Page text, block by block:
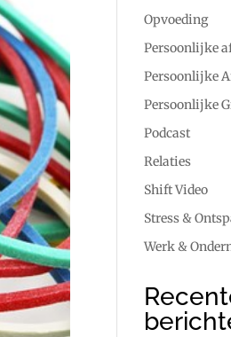
Opvoeding
Persoonlijke
Persoonlijke
Persoonlijke
Podcast
Relaties
Shift Video
Stress &
Werk &